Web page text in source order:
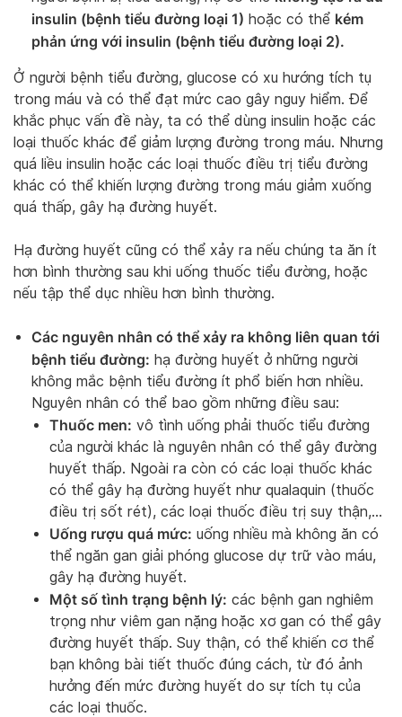
insulin (bệnh tiểu đường loại 1) hoặc có thể kém
phản ứng với insulin (bệnh tiểu đường loại 2).
Ở người bệnh tiểu đường, glucose có xu hướng tích tụ
trong máu và có thể đạt mức cao gây nguy hiểm. Để
khắc phục vấn đề này, ta có thể dùng insulin hoặc các
loại thuốc khác để giảm lượng đường trong máu. Nhưng
quá liều insulin hoặc các loại thuốc điều trị tiểu đường
khác có thể khiến lượng đường trong máu giảm xuống
quá thấp, gây hạ đường huyết.
Hạ đường huyết cũng có thể xảy ra nếu chúng ta ăn ít
hơn bình thường sau khi uống thuốc tiểu đường, hoặc
nếu tập thể dục nhiều hơn bình thường.
Các nguyên nhân có thể xảy ra không liên quan tới
bệnh tiểu đường: hạ đường huyết ở những người
không mắc bệnh tiểu đường ít phổ biến hơn nhiều.
Nguyên nhân có thể bao gồm những điều sau:
Thuốc men: vô tình uống phải thuốc tiểu đường
của người khác là nguyên nhân có thể gây đường
huyết thấp. Ngoài ra còn có các loại thuốc khác
có thể gây hạ đường huyết như qualaquin (thuốc
điều trị sốt rét), các loại thuốc điều trị suy thận,…
Uống rượu quá mức: uống nhiều mà không ăn có
thể ngăn gan giải phóng glucose dự trữ vào máu,
gây hạ đường huyết.
Một số tình trạng bệnh lý: các bệnh gan nghiêm
trọng như viêm gan nặng hoặc xơ gan có thể gây
đường huyết thấp. Suy thận, có thể khiến cơ thể
bạn không bài tiết thuốc đúng cách, từ đó ảnh
hưởng đến mức đường huyết do sự tích tụ của
các loại thuốc.